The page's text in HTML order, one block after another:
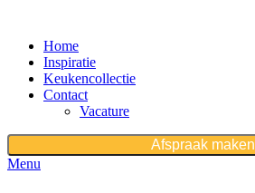
Home
Inspiratie
Keukencollectie
Contact
Vacature
Afspraak maken
Menu